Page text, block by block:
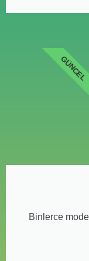
Binlerce
GÜNCEL